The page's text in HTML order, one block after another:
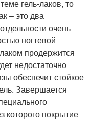
гель-лаков, то
– это два
очень
ногтевой
продержится
недостаточно
обеспечит стойкое
Завершается
которого покрытие